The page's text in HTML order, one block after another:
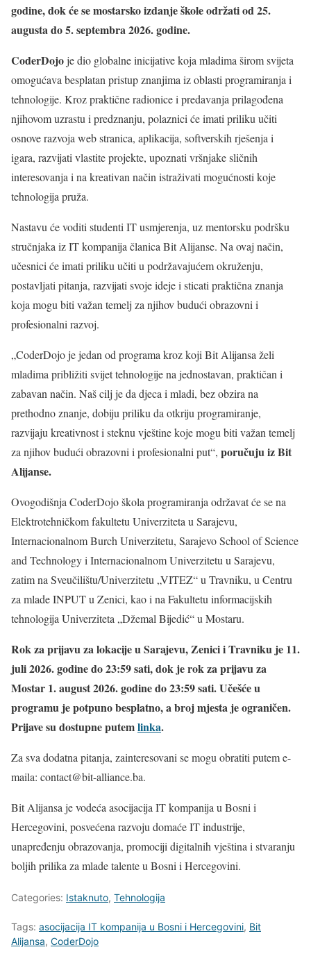
godine, dok će se mostarsko izdanje škole održati od 25.
augusta do 5. septembra 2026. godine.
CoderDojoje dio globalne inicijative koja mladima širom svijeta
omogućava besplatan pristup znanjima iz oblasti programiranja i
tehnologije. Kroz praktične radionice i predavanja prilagođena
njihovom uzrastu i predznanju, polaznici će imati priliku učiti
osnove razvoja web stranica, aplikacija, softverskih rješenja i
igara, razvijati vlastite projekte, upoznati vršnjake sličnih
interesovanja i na kreativan način istraživati mogućnosti koje
tehnologija pruža.
Nastavu će voditi studenti IT usmjerenja, uz mentorsku podršku
stručnjaka iz IT kompanija članica Bit Alijanse. Na ovaj način,
učesnici će imati priliku učiti u podržavajućem okruženju,
postavljati pitanja, razvijati svoje ideje i sticati praktična znanja
koja mogu biti važan temelj za njihov budući obrazovni i
profesionalni razvoj.
„CoderDojo je jedan od programa kroz koji Bit Alijansa želi
mladima približiti svijet tehnologije na jednostavan, praktičan i
zabavan način. Naš cilj je da djeca i mladi, bez obzira na
prethodno znanje, dobiju priliku da otkriju programiranje,
razvijaju kreativnost i steknu vještine koje mogu biti važan temelj
za njihov budući obrazovni i profesionalni put“, poručuju iz Bit
Alijanse.
Ovogodišnja CoderDojo škola programiranja održavat će se na
Elektrotehničkom fakultetu Univerziteta u Sarajevu,
Internacionalnom Burch Univerzitetu, Sarajevo School of Science
and Technology i Internacionalnom Univerzitetu u Sarajevu,
zatim na Sveučilištu/Univerzitetu „VITEZ“ u Travniku, u Centru
za mlade INPUT u Zenici, kao i na Fakultetu informacijskih
tehnologija Univerziteta „Džemal Bijedić“ u Mostaru.
Rok za prijavu za lokacije u Sarajevu, Zenici i Travniku je 11.
juli 2026. godine do 23:59 sati, dok je rok za prijavu za
Mostar 1. august 2026. godine do 23:59 sati. Učešće u
programu je potpuno besplatno, a broj mjesta je ograničen.
Prijave su dostupne putemlinka.
Za sva dodatna pitanja, zainteresovani se mogu obratiti putem e-
maila: contact@bit-alliance.ba.
Bit Alijansa je vodeća asocijacija IT kompanija u Bosni i
Hercegovini, posvećena razvoju domaće IT industrije,
unapređenju obrazovanja, promociji digitalnih vještina i stvaranju
boljih prilika za mlade talente u Bosni i Hercegovini.
Categories: Istaknuto, Tehnologija
Tags: asocijacija IT kompanija u Bosni i Hercegovini, Bit
Alijansa, CoderDojo